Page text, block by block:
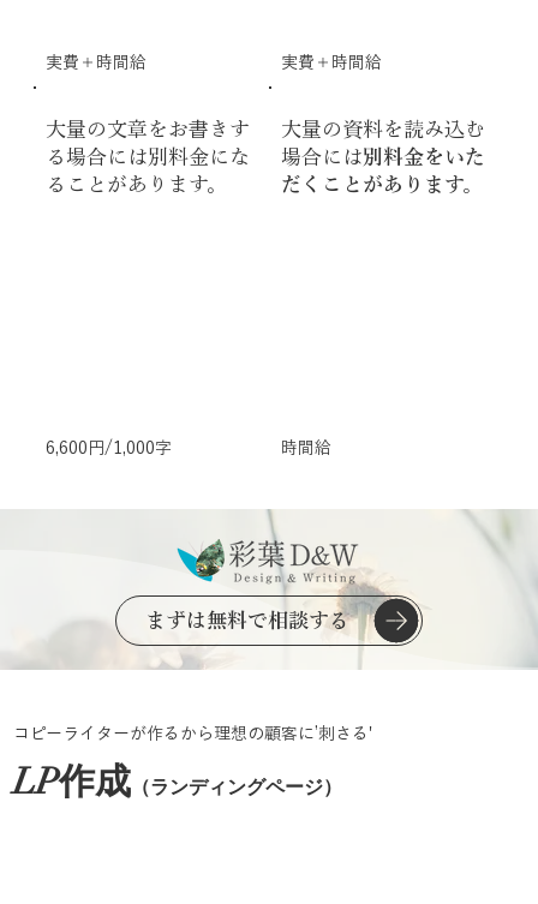
実費＋時間給 実費＋時間給
大量の文章をお書きす
る場合には別料金にな
ることがあります。
6,600円/1,000字
大量の資料を読み込む
場合には別料金をいた
だくことがあります。
時間給
まずは無料で相談する
コピーライターが作るから理想の顧客に’刺さる'
LP作成 （ランディングページ）